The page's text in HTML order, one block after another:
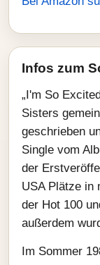
Infos zum
„I'm So
Sisters
geschrieben
Single vom
der
USA Plätze in
der Hot 100
außerdem
Im Sommer